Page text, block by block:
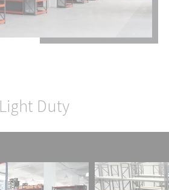
Light Duty